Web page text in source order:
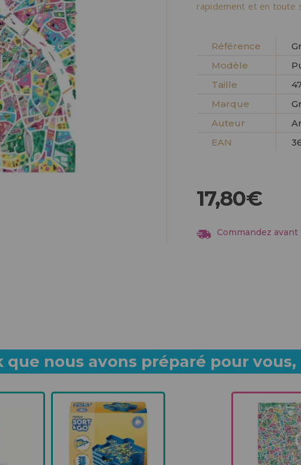
Allez-y! Nous vous
rapidement et en toute
Référence
Modèle
Taille
Marque
Auteur
EAN
17,80€
Commandez
que nous avons préparé pour